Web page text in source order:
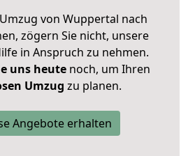
von Wuppertal nach
zögern Sie nicht, unsere
in Anspruch zu nehmen.
uns heutenoch, um Ihren
Umzug zu planen.
Angebote erhalten